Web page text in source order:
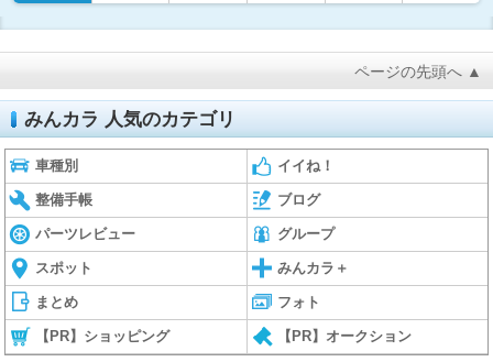
ページの先頭へ ▲
みんカラ 人気のカテゴリ
車種別 イイね！
整備手帳 ブログ
パーツレビュー グループ
スポット みんカラ＋
まとめ フォト
【PR】ショッピング 【PR】オークション